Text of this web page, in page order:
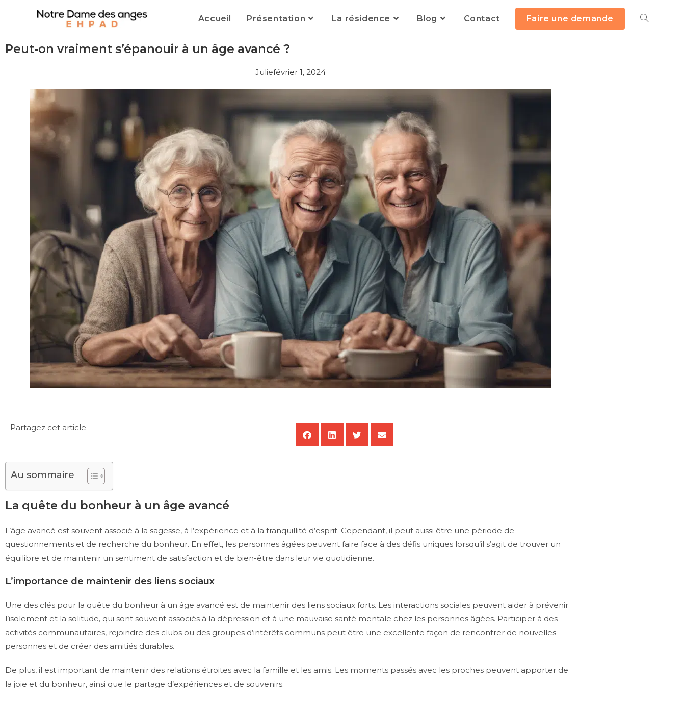
Accueil Présentation La résidence Blog Contact Faire une demande
Peut-on vraiment s’épanouir à un âge avancé ?
Juliefévrier 1, 2024
Partagez cet article
Au sommaire
La quête du bonheur à un âge avancé
L’âge avancé est souvent associé à la sagesse, à l’expérience et à la tranquillité d’esprit. Cependant, il peut aussi être une période de
questionnements et de recherche du bonheur. En effet, les personnes âgées peuvent faire face à des défis uniques lorsqu’il s’agit de trouver un
équilibre et de maintenir un sentiment de satisfaction et de bien-être dans leur vie quotidienne.
L’importance de maintenir des liens sociaux
Une des clés pour la quête du bonheur à un âge avancé est de maintenir des liens sociaux forts. Les interactions sociales peuvent aider à prévenir
l’isolement et la solitude, qui sont souvent associés à la dépression et à une mauvaise santé mentale chez les personnes âgées. Participer à des
activités communautaires, rejoindre des clubs ou des groupes d’intérêts communs peut être une excellente façon de rencontrer de nouvelles
personnes et de créer des amitiés durables.
De plus, il est important de maintenir des relations étroites avec la famille et les amis. Les moments passés avec les proches peuvent apporter de
la joie et du bonheur, ainsi que le partage d’expériences et de souvenirs.